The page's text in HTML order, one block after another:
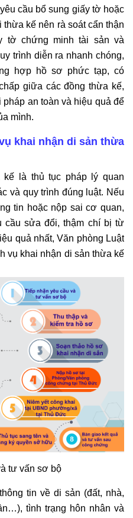
cầu bổ sung giấy tờ hoặc
kế nên rà soát cẩn thận
tờ chứng minh tài sản và
trình diễn ra nhanh chóng,
hợp hồ sơ phức tạp, có
giữa các đồng thừa kế,
an toàn và hiệu quả để
mình.
khai nhận di sản thừa
là thủ tục pháp lý quan
và quy trình đúng luật. Nếu
tin hoặc nộp sai cơ quan,
cầu sửa đổi, thậm chí bị từ
quả nhất, Văn phòng Luật
vụ khai nhận di sản thừa kế
tư vấn sơ bộ
tin về di sản (đất, nhà,
tình trạng hôn nhân và